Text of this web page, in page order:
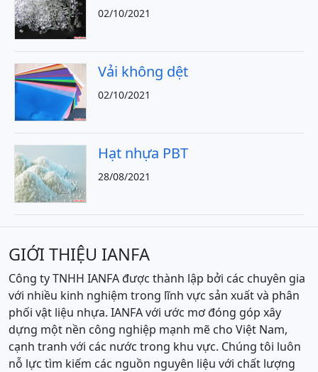
02/10/2021
Vải không dệt
02/10/2021
Hạt nhựa PBT
28/08/2021
GIỚI THIỆU IANFA
Công ty TNHH IANFA được thành lập bởi các chuyên gia
với nhiều kinh nghiệm trong lĩnh vực sản xuất và phân
phối vật liệu nhựa. IANFA với ước mơ đóng góp xây
dựng một nền công nghiệp mạnh mẽ cho Việt Nam,
cạnh tranh với các nước trong khu vực. Chúng tôi luôn
nỗ lực tìm kiếm các nguồn nguyên liệu với chất lượng